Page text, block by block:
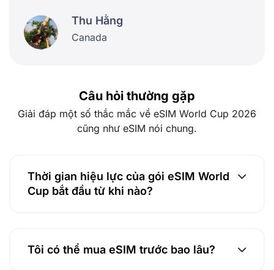
Thu Hằng
Canada
Câu hỏi thường gặp
Giải đáp một số thắc mắc về eSIM World Cup 2026
cũng như eSIM nói chung.
Thời gian hiệu lực của gói eSIM World
Cup bắt đầu từ khi nào?
Tôi có thể mua eSIM trước bao lâu?